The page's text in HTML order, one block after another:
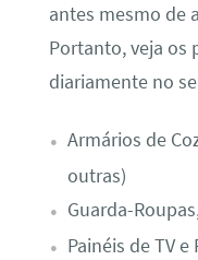
antes mesmo de
Portanto, veja os
diariamente no
Armários de
outras)
Guarda-
Painéis de TV e